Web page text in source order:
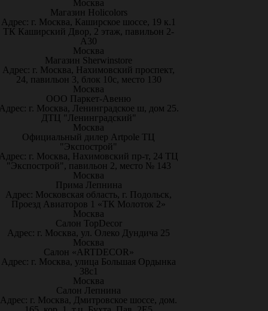
Москва
Магазин Holicolors
Адрес: г. Москва, Каширское шоссе, 19 к.1
ТК Каширский Двор, 2 этаж, павильон 2-
А30
Москва
Магазин Sherwinstore
Адрес: г. Москва, Нахимовский проспект,
24, павильон 3, блок 10с, место 130
Москва
ООО Паркет-Авeню
г. Москва, Ленинградское ш, дом 25.
ДТЦ "Ленинградский"
Москва
Официальный дилер Artpole ТЦ
"Экспострой"
г. Москва, Нахимовский пр-т, 24 ТЦ
"Экспострой", павильон 2, место № 143
Москва
Прима Лепнина
Адрес: Московская область, г. Подольск,
Проезд Авиаторов 1 «ТК Молоток 2»
Москва
Салон TopDecor
Адрес: г. Москва, ул. Олеко Дундича 25
Москва
Салон «ARTDECOR»
Адрес: г. Москва, улица Большая Ордынка
38с1
Москва
Салон Лепнина
Адрес: г. Москва, Дмитровское шоссе, дом.